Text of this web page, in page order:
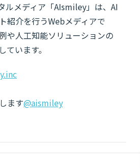
ルメディア「AIsmiley」は、AI
紹介を行うWebメディアで
や人工知能ソリューションの
います。
ます@aismiley